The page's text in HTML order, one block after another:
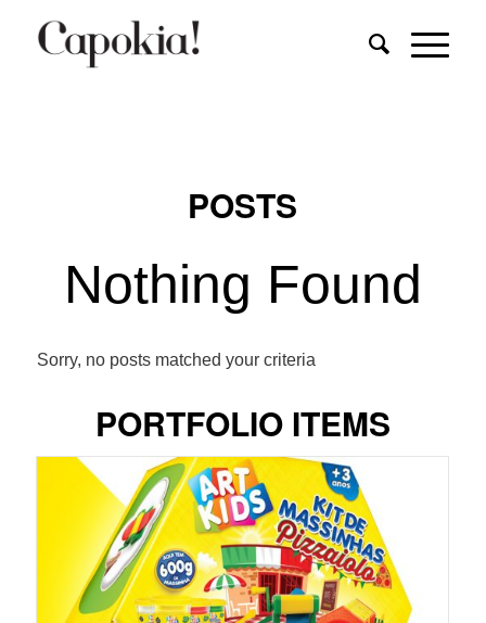
POSTS
Nothing Found
Sorry, no posts matched your criteria
PORTFOLIO ITEMS